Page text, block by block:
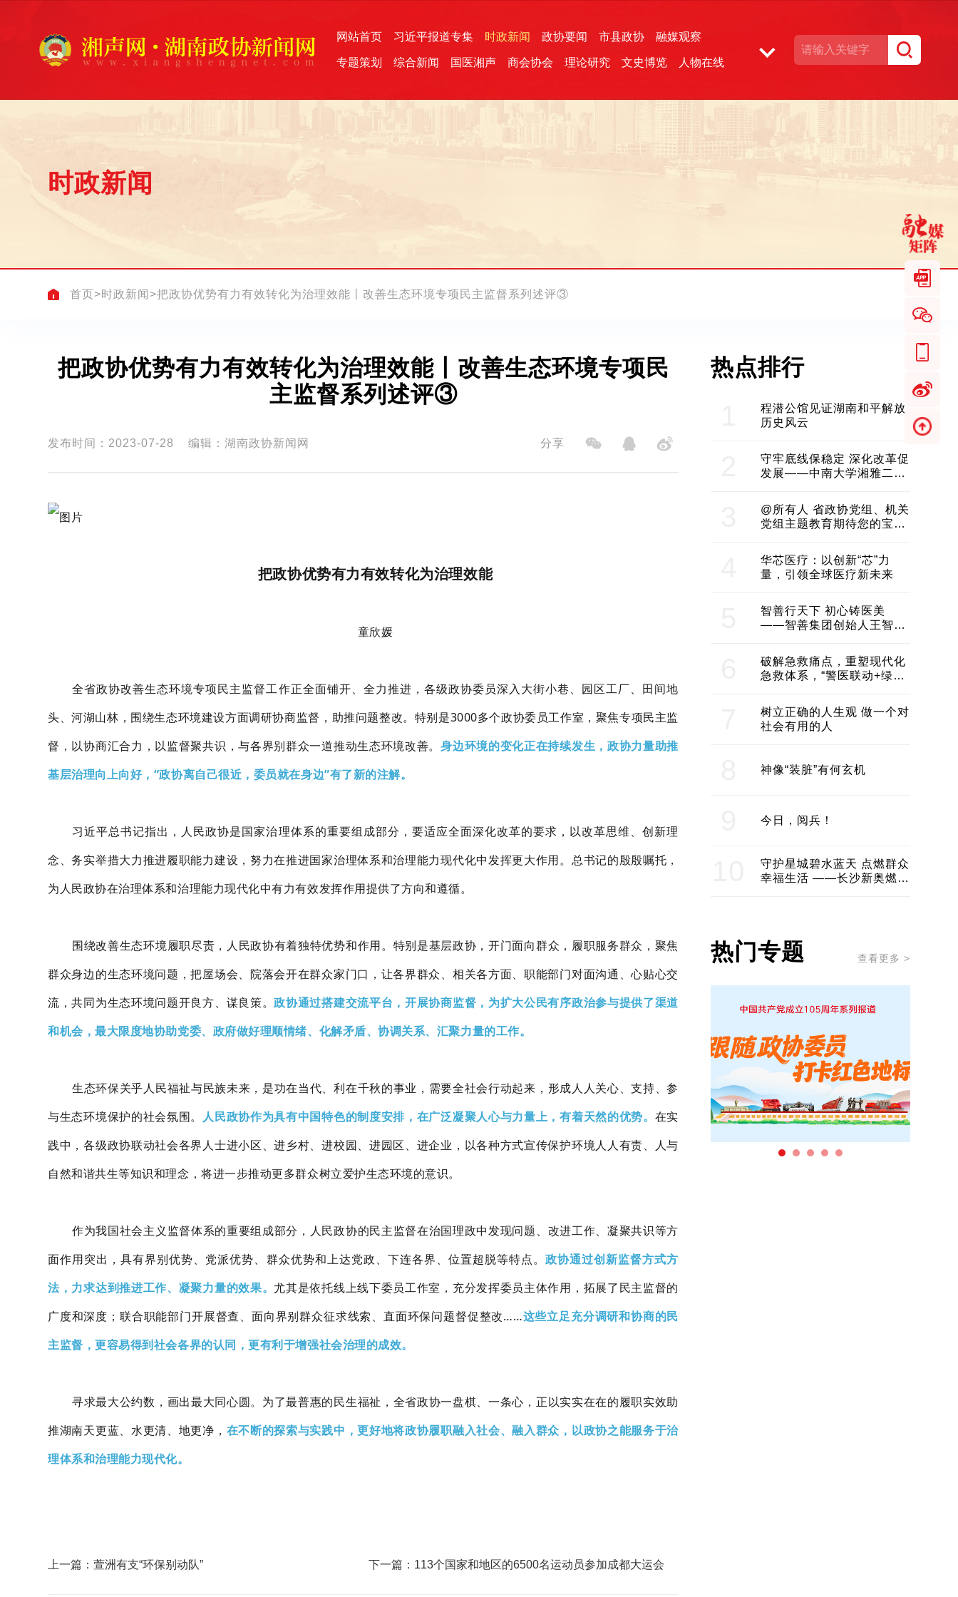
网站首页 习近平报道专集 时政新闻 政协要闻 市县政协 融媒观察
专题策划 综合新闻 国医湘声 商会协会 理论研究 文史博览 人物在线
时政新闻
首页>时政新闻 >把政协优势有力有效转化为治理效能丨改善生态环境专项民主监督系列述评③
把政协优势有力有效转化为治理效能丨改善生态环境专项民
主监督系列述评③
发布时间：2023-07-28 编辑：湖南政协新闻网 分享
把政协优势有力有效转化为治理效能
童欣媛
全省政协改善生态环境专项民主监督工作正全面铺开、全力推进，各级政协委员深入大街小巷、园区工厂、田间地
头、河湖山林，围绕生态环境建设方面调研协商监督，助推问题整改。特别是3000多个政协委员工作室，聚焦专项民主监
督，以协商汇合力，以监督聚共识，与各界别群众一道推动生态环境改善。身边环境的变化正在持续发生，政协力量助推
基层治理向上向好，“政协离自己很近，委员就在身边”有了新的注解。
习近平总书记指出，人民政协是国家治理体系的重要组成部分，要适应全面深化改革的要求，以改革思维、创新理
念、务实举措大力推进履职能力建设，努力在推进国家治理体系和治理能力现代化中发挥更大作用。总书记的殷殷嘱托，
为人民政协在治理体系和治理能力现代化中有力有效发挥作用提供了方向和遵循。
围绕改善生态环境履职尽责，人民政协有着独特优势和作用。特别是基层政协，开门面向群众，履职服务群众，聚焦
群众身边的生态环境问题，把屋场会、院落会开在群众家门口，让各界群众、相关各方面、职能部门对面沟通、心贴心交
流，共同为生态环境问题开良方、谋良策。政协通过搭建交流平台，开展协商监督，为扩大公民有序政治参与提供了渠道
和机会，最大限度地协助党委、政府做好理顺情绪、化解矛盾、协调关系、汇聚力量的工作。
生态环保关乎人民福祉与民族未来，是功在当代、利在千秋的事业，需要全社会行动起来，形成人人关心、支持、参
与生态环境保护的社会氛围。 人民政协作为具有中国特色的制度安排，在广泛凝聚人心与力量上，有着天然的优势。 在实
践中，各级政协联动社会各界人士进小区、进乡村、进校园、进园区、进企业，以各种方式宣传保护环境人人有责、人与
自然和谐共生等知识和理念，将进一步推动更多群众树立爱护生态环境的意识。
作为我国社会主义监督体系的重要组成部分，人民政协的民主监督在治国理政中发现问题、改进工作、凝聚共识等方
面作用突出，具有界别优势、党派优势、群众优势和上达党政、下连各界、位置超脱等特点。政协通过创新监督方式方
法，力求达到推进工作、凝聚力量的效果。 尤其是依托线上线下委员工作室，充分发挥委员主体作用，拓展了民主监督的
广度和深度；联合职能部门开展督查、面向界别群众征求线索、直面环保问题督促整改……这些立足充分调研和协商的民
主监督，更容易得到社会各界的认同，更有利于增强社会治理的成效。
寻求最大公约数，画出最大同心圆。为了最普惠的民生福祉，全省政协一盘棋、一条心，正以实实在在的履职实效助
推湖南天更蓝、水更清、地更净， 在不断的探索与实践中，更好地将政协履职融入社会、融入群众，以政协之能服务于治
理体系和治理能力现代化。
上一篇：萱洲有支“环保别动队” 下一篇：113个国家和地区的6500名运动员参加成都大运会
热点排行
程潜公馆见证湖南和平解放
历史风云
守牢底线保稳定 深化改革促
发展——中南大学湘雅二医
@所有人 省政协党组、机关
党组主题教育期待您的宝贵
华芯医疗：以创新“芯”力
量，引领全球医疗新未来
智善行天下 初心铸医美
——智善集团创始人王智带
建医美产业良性生态圈
破解急救痛点，重塑现代化
急救体系，“警医联动+绿波
树立正确的人生观 做一个对
社会有用的人
神像“装脏”有何玄机
今日，阅兵！
守护星城碧水蓝天 点燃群众
幸福生活 ——长沙新奥燃气
热门专题 查看更多 >